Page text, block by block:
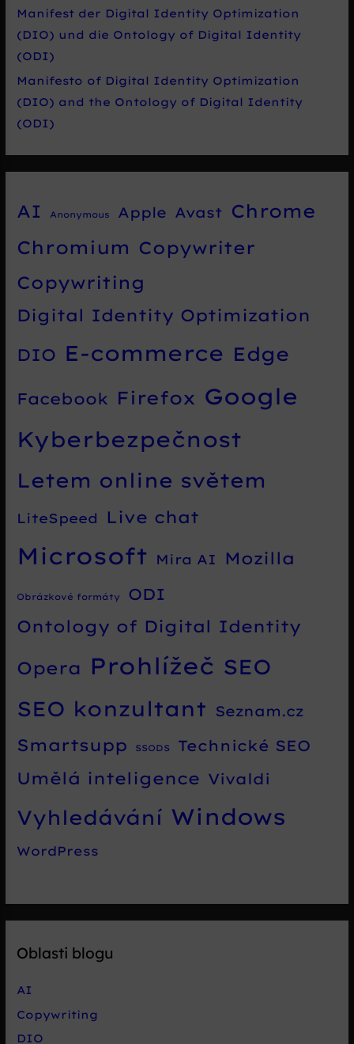
Manifest der Digital Identity Optimization
(DIO) und die Ontology of Digital Identity
(ODI)
Manifesto of Digital Identity Optimization
(DIO) and the Ontology of Digital Identity
(ODI)
AI Anonymous Apple Avast
Chrome
Chromium Copywriter
Copywriting
Digital Identity Optimization
DIO E-commerce Edge
Facebook Firefox Google
Kyberbezpečnost
Letem online světem
LiteSpeed Live chat
Microsoft Mira AI Mozilla
Obrázkové formáty ODI
Ontology of Digital Identity
Opera Prohlížeč SEO
SEO konzultant Seznam.cz
Smartsupp SSODS Technické SEO
Umělá inteligence Vivaldi
Vyhledávání Windows
WordPress
Oblasti blogu
AI
Copywriting
DIO